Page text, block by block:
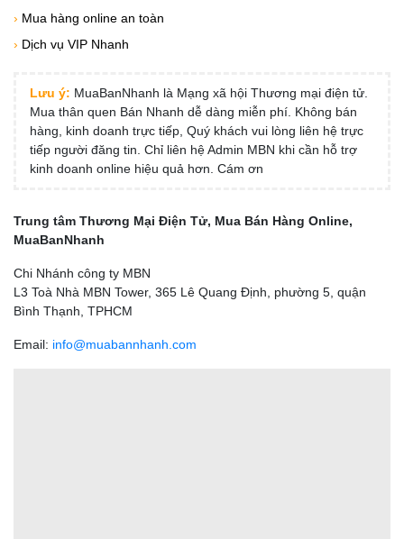
› Mua hàng online an toàn
› Dịch vụ VIP Nhanh
Lưu ý: MuaBanNhanh là Mạng xã hội Thương mại điện tử.
Mua thân quen Bán Nhanh dễ dàng miễn phí. Không bán
hàng, kinh doanh trực tiếp, Quý khách vui lòng liên hệ trực
tiếp người đăng tin. Chỉ liên hệ Admin MBN khi cần hỗ trợ
kinh doanh online hiệu quả hơn. Cám ơn
Trung tâm Thương Mại Điện Tử, Mua Bán Hàng Online,
MuaBanNhanh
Chi Nhánh công ty MBN
L3 Toà Nhà MBN Tower, 365 Lê Quang Định, phường 5, quận
Bình Thạnh, TPHCM
Email: info@muabannhanh.com